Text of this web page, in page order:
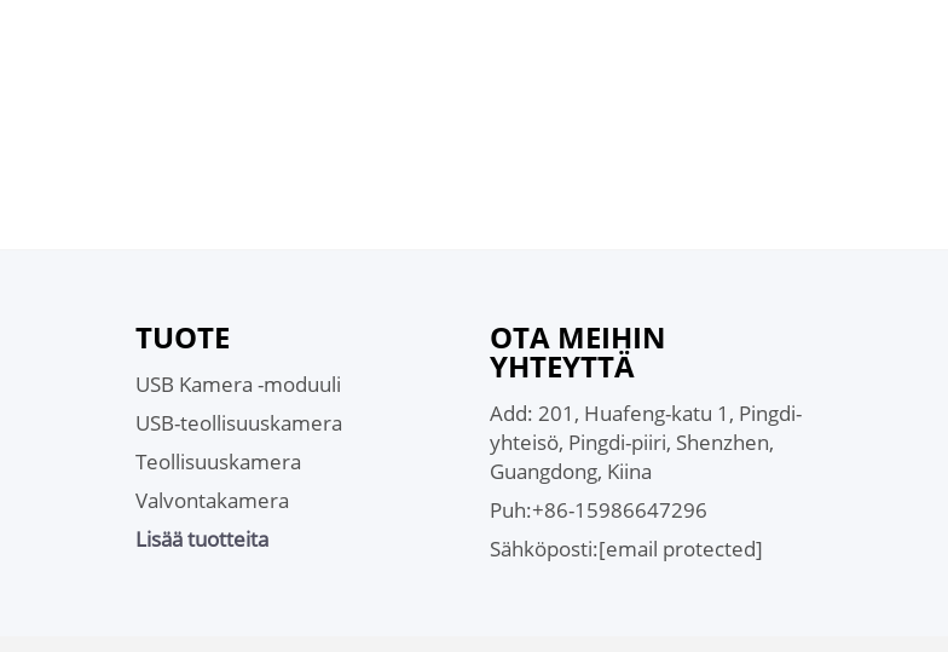
TUOTE
USB Kamera -moduuli
USB-teollisuuskamera
Teollisuuskamera
Valvontakamera
Lisää tuotteita
OTA MEIHIN
YHTEYTTÄ
Add: 201, Huafeng-katu 1, Pingdi-
yhteisö, Pingdi-piiri, Shenzhen,
Guangdong, Kiina
Puh:+86-15986647296
Sähköposti:[email protected]